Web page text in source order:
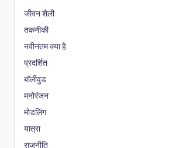
जीवन शैली
तकनीकी
नवीनतम क्या है
प्रदर्शित
बॉलीवुड
मनोरंजन
मोडलिंग
यात्रा
राजनीति